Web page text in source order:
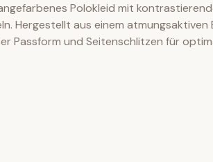
Polokleid mit
Hergestellt aus einem atmungsaktiven
Passform und Seitenschlitzen für